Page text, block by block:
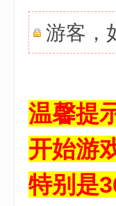
游客，
温馨提
开始游
特别是